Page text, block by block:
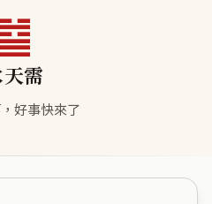
䷄
需
好事快來了